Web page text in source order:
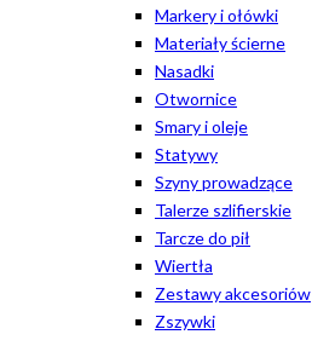
Markery i ołówki
Materiały ścierne
Nasadki
Otwornice
Smary i oleje
Statywy
Szyny prowadzące
Talerze szlifierskie
Tarcze do pił
Wiertła
Zestawy akcesoriów
Zszywki